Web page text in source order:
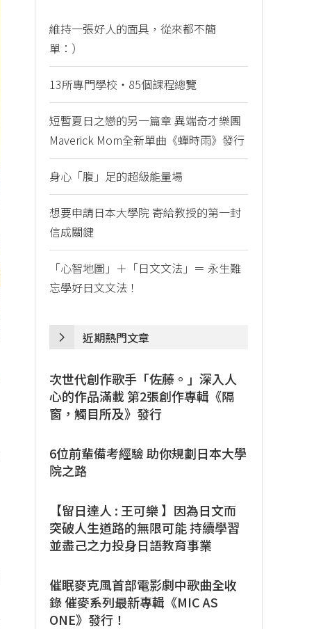
維持一張好人的面具，從來都不簡
單：）
13所專門學校・85個課程總覽
短暫夏日之戀的另一篇章 異端奇才樂團
Maverick Mom全新單曲《蟬時雨》發行
身心「腹」足的超級能量場
想要申請日本大學院 寄給教授的第一封
信成關鍵
「心智地圖」＋「日文文法」＝ 永生難
忘學好日文文法！
近期熱門文章
次世代創作歌手「佐藤。」深入人
心的作品滿載 第2張創作專輯《隔
窗，觸目所及》發行
6位前輩備考經驗 助你規劃日本大學
院之路
【留日達人 : 王可樂 】因為日文而
突破人生道路的無限可能 持續學習
並盡己之力投身日語教育事業
催眠麥克風首部電影劇中歌曲全收
錄 催麥系列最新專輯《MIC AS
ONE》發行！